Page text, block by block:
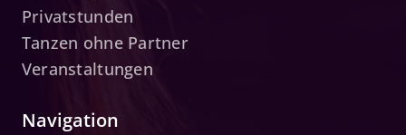
Privatstunden
Tanzen ohne Partner
Veranstaltungen
Navigation